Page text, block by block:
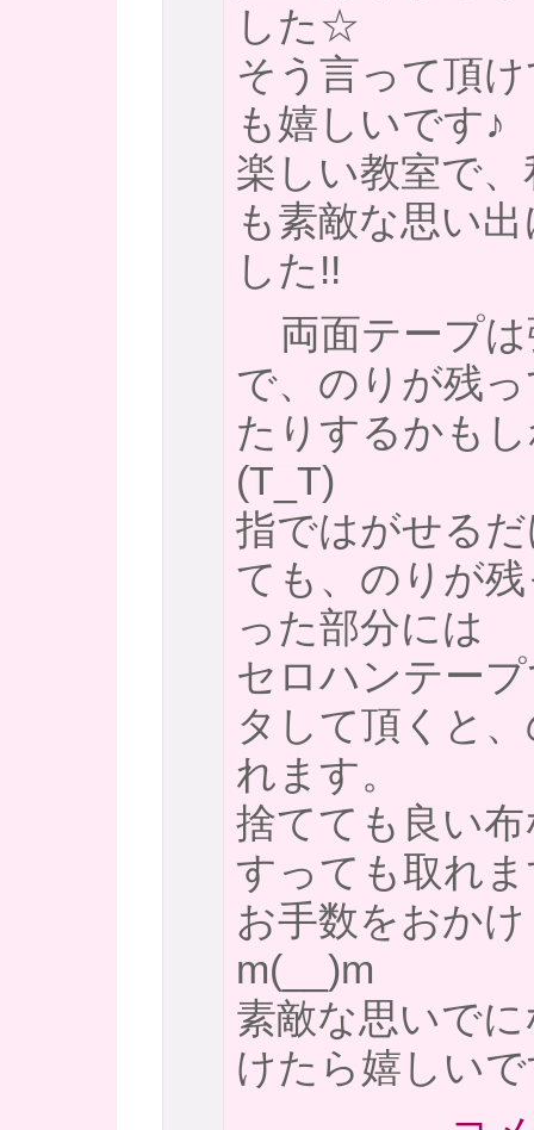
した☆
そう言って頂
も嬉しいです♪
楽しい教室で
も素敵な思い
した!!
両面テープ
で、のりが残
たりするかも
(T_T)
指ではがせる
ても、のりが
った部分には
セロハンテー
タして頂くと
れます。
捨てても良い
すっても取れ
お手数をおか
m(__)m
素敵な思いで
けたら嬉しい